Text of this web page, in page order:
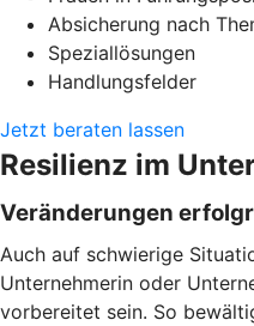
Absicherung nach
Speziallösungen
Handlungsfelder
Jetzt beraten lassen
Resilienz im
Veränderungen
Auch auf schwierige
Unternehmerin oder
vorbereitet sein. So